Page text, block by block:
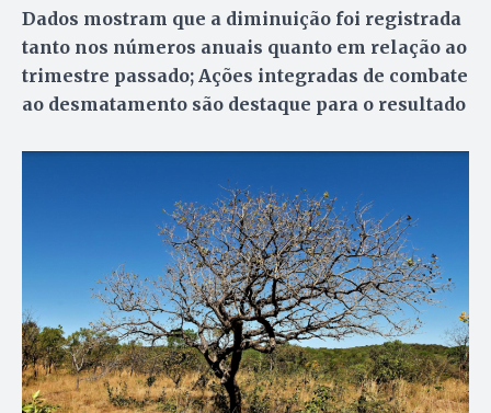
Dados mostram que a diminuição foi registrada
tanto nos números anuais quanto em relação ao
trimestre passado; Ações integradas de combate
ao desmatamento são destaque para o resultado